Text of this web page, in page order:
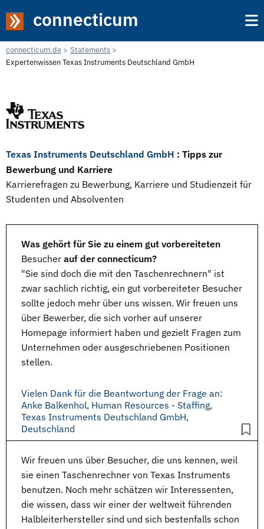
connecticum
connecticum.de
Statements
Expertenwissen Texas Instruments Deutschland GmbH
Texas Instruments Deutschland GmbH : Tipps zur
Bewerbung und Karriere
Karrierefragen zu Bewerbung, Karriere und Studienzeit für
Studenten und Absolventen
Was gehört für Sie zu einem gut vorbereiteten
Besucher auf der connecticum?
"Sie sind doch die mit den Taschenrechnern" ist
zwar sachlich richtig, ein gut vorbereiteter Besucher
sollte jedoch mehr über uns wissen. Wir freuen uns
über Bewerber, die sich vorher auf unserer
Homepage informiert haben und gezielt Fragen zum
Unternehmen oder ausgeschriebenen Positionen
stellen.
Vielen Dank für die Beantwortung der Frage an:
Anke Balkenhol, Human Resources - Staffing,
Texas Instruments Deutschland GmbH,
Deutschland
Wir freuen uns über Besucher, die uns kennen, weil
sie einen Taschenrechner von Texas Instruments
benutzen. Noch mehr schätzen wir Interessenten,
die wissen, dass wir einer der weltweit führenden
Halbleiterhersteller sind und sich bestenfalls schon